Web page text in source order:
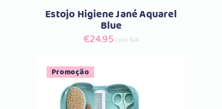
Estojo Higiene Jané Aquarel
Blue
€24.95 com IVA
Promoção